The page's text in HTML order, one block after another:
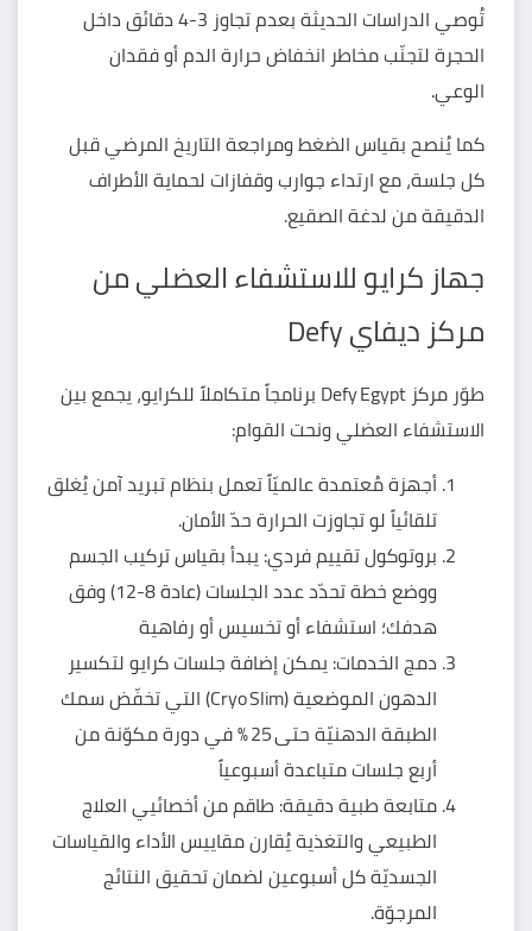
تُوصي الدراسات الحديثة بعدم تجاوز 3-4 دقائق داخل
الحجرة لتجنّب مخاطر انخفاض حرارة الدم أو فقدان
الوعي.
كما يُنصح بقياس الضغط ومراجعة التاريخ المرضي قبل
كل جلسة، مع ارتداء جوارب وقفازات لحماية الأطراف
الدقيقة من لدغة الصقيع.
جهاز كرايو للاستشفاء العضلي من
مركز ديفاي Defy
طوّر مركز Defy Egypt برنامجاً متكاملاً للكرايو، يجمع بين
الاستشفاء العضلي ونحت القوام:
أجهزة مُعتمدة عالميّاً تعمل بنظام تبريد آمن يُغلق
تلقائياً لو تجاوزت الحرارة حدّ الأمان.
بروتوكول تقييم فردي: يبدأ بقياس تركيب الجسم
ووضع خطة تحدّد عدد الجلسات (عادة 8-12) وفق
هدفك؛ استشفاء أو تخسيس أو رفاهية
دمج الخدمات: يمكن إضافة جلسات كرايو لتكسير
الدهون الموضعية (Cryo Slim) التي تخفّض سمك
الطبقة الدهنيّة حتى 25 % في دورة مكوّنة من
أربع جلسات متباعدة أسبوعياً
متابعة طبية دقيقة: طاقم من أخصائيي العلاج
الطبيعي والتغذية يُقارن مقاييس الأداء والقياسات
الجسديّة كل أسبوعين لضمان تحقيق النتائج
المرجوّة.